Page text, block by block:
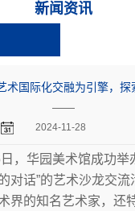
新闻资讯
术国际化交融为引擎，探
——
2024-11-28
，华园美术馆成功举
对话”的艺术沙龙交流
界的知名艺术家，还